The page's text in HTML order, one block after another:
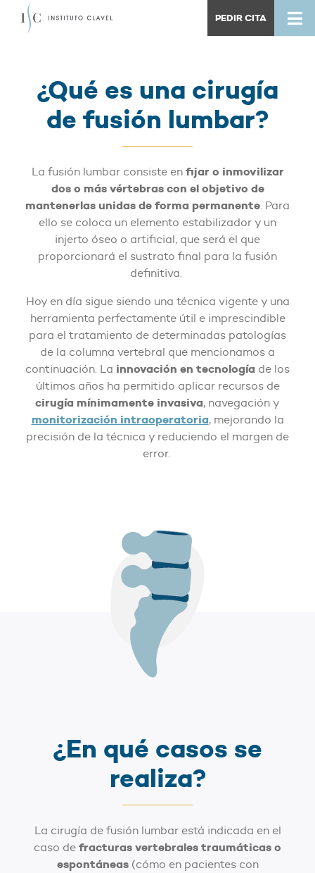
PEDIR CITA
¿Qué es una cirugía
de fusión lumbar?
La fusión lumbar consiste en fijar o inmovilizar
dos o más vértebras con el objetivo de
mantenerlas unidas de forma permanente. Para
ello se coloca un elemento estabilizador y un
injerto óseo o artificial, que será el que
proporcionará el sustrato final para la fusión
definitiva.
Hoy en día sigue siendo una técnica vigente y una
herramienta perfectamente útil e imprescindible
para el tratamiento de determinadas patologías
de la columna vertebral que mencionamos a
continuación. La innovación en tecnología de los
últimos años ha permitido aplicar recursos de
cirugía mínimamente invasiva, navegación y
monitorización intraoperatoria, mejorando la
precisión de la técnica y reduciendo el margen de
error.
¿En qué casos se
realiza?
La cirugía de fusión lumbar está indicada en el
caso de fracturas vertebrales traumáticas o
espontáneas(cómo en pacientes con